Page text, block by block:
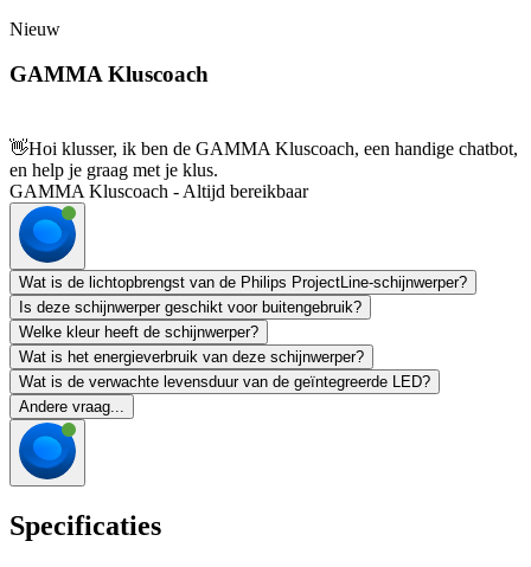
Nieuw
GAMMA Kluscoach
👋Hoi klusser, ik ben de GAMMA Kluscoach, een handige chatbot,
en help je graag met je klus.
GAMMA Kluscoach - Altijd bereikbaar
Wat is de lichtopbrengst van de Philips ProjectLine-schijnwerper?
Is deze schijnwerper geschikt voor buitengebruik?
Welke kleur heeft de schijnwerper?
Wat is het energieverbruik van deze schijnwerper?
Wat is de verwachte levensduur van de geïntegreerde LED?
Andere vraag...
Specificaties